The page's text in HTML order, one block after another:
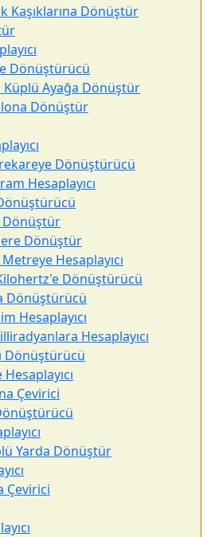
Kaşıklarına Dönüştür
Dönüştürücü
Küplü Ayağa Dönüştür
Dönüştür
Dönüştürücü
Hesaplayıcı
Dönüştür
Dönüştür
Hesaplayıcı
Dönüştürücü
Dönüştürücü
Hesaplayıcı
Hesaplayıcı
Dönüştürücü
Çevirici
Yarda Dönüştür
Çevirici